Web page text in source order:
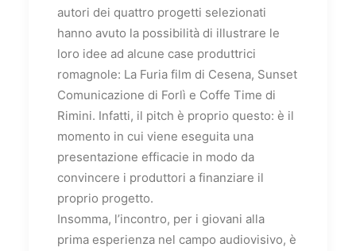
autori dei quattro progetti selezionati
hanno avuto la possibilità di illustrare le
loro idee ad alcune case produttrici
romagnole: La Furia film di Cesena, Sunset
Comunicazione di Forlì e Coffe Time di
Rimini. Infatti, il pitch è proprio questo: è il
momento in cui viene eseguita una
presentazione efficacie in modo da
convincere i produttori a finanziare il
proprio progetto.
Insomma, l’incontro, per i giovani alla
prima esperienza nel campo audiovisivo, è